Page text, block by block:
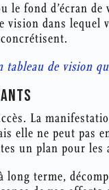
le fond d’écran
vision dans lequel
tableau de vision
La
elle ne peut pas
un plan pour les
long terme,